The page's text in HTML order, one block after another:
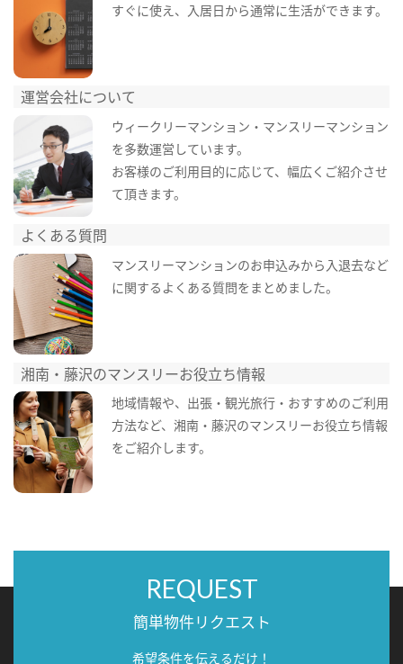
すぐに使え、入居日から通常に生活ができます。
運営会社について
ウィークリーマンション・マンスリーマンション
を多数運営しています。
お客様のご利用目的に応じて、幅広くご紹介させ
て頂きます。
よくある質問
マンスリーマンションのお申込みから入退去など
に関するよくある質問をまとめました。
湘南・藤沢のマンスリーお役立ち情報
地域情報や、出張・観光旅行・おすすめのご利用
方法など、湘南・藤沢のマンスリーお役立ち情報
をご紹介します。
REQUEST
簡単物件リクエスト
希望条件を伝えるだけ！